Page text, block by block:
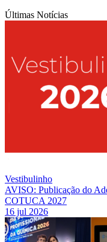
Últimas Notícias
Vestibulinho
AVISO: Publicação do
COTUCA 2027
16 jul 2026